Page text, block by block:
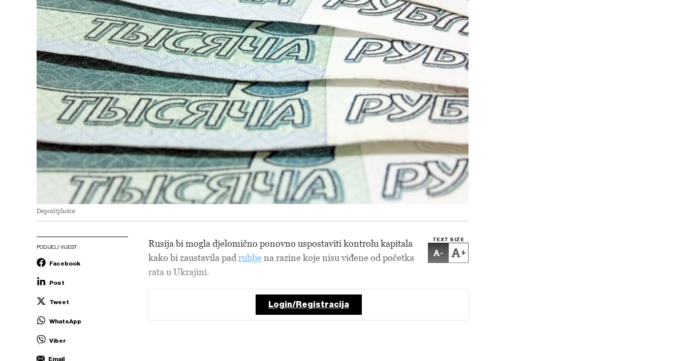
Depositphotos
PODIJELI VIJEST
Facebook
Post
Tweet
WhatsApp
Viber
Email
TEXT SIZE
- +
Rusija bi mogla djelomično ponovno uspostaviti kontrolu kapitala
kako bi zaustavila pad rublje na razine koje nisu viđene od početka
rata u Ukrajini.
Login/Registracija